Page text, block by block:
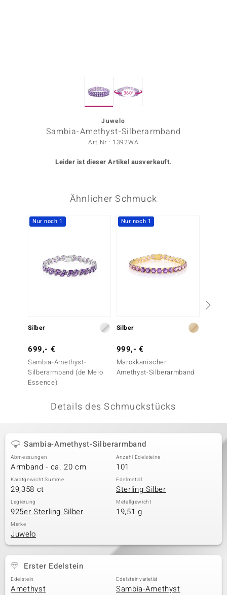
BY DE MELO
Collection
Classics
360°
Juwelo
Sambia-Amethyst-Silberarmband
Art.Nr.: 1392WA
Leider ist dieser Artikel ausverkauft.
Ähnlicher Schmuck
Nur noch 1
Silber
699,- €
Sambia-Amethyst-
Silberarmband (de Melo
Essence)
Nur noch 1
Silber
999,- €
Marokkanischer
Amethyst-Silberarmband
Details des Schmuckstücks
Sambia-Amethyst-Silberarmband
Abmessungen
Armband - ca. 20 cm
Anzahl Edelsteine
101
Karatgewicht Summe
29,358 ct
Edelmetall
Sterling Silber
Legierung
925er Sterling Silber
Metallgewicht
19,51 g
Marke
Juwelo
Erster Edelstein
Edelstein
Amethyst
Edelsteinvarietät
Sambia-Amethyst